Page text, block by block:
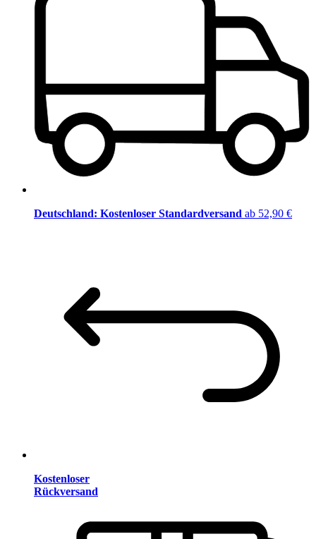
Deutschland: Kostenloser Standardversand ab 52,90 €
Kostenloser
Rückversand